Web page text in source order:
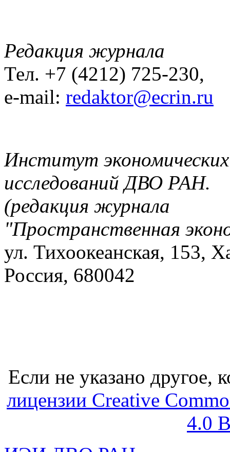
Редакция журнала
Тел. +7 (4212) 725-230,
e-mail: redaktor@ecrin.ru
Институт экономических
исследований ДВО РАН.
(редакция журнала
"Пространственная
ул. Тихоокеанская, 153,
Россия, 680042
Если не указано другое,
лицензии Creative
4.0